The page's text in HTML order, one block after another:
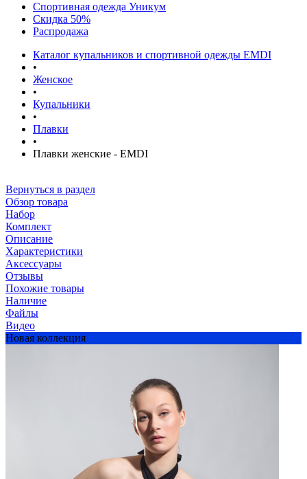
Спортивная одежда Уникум
Скидка 50%
Распродажа
Каталог купальников и спортивной одежды EMDI
•
Женское
•
Купальники
•
Плавки
•
Плавки женские - EMDI
Вернуться в раздел
Обзор товара
Набор
Комплект
Описание
Характеристики
Аксессуары
Отзывы
Похожие товары
Наличие
Файлы
Видео
Новая коллекция